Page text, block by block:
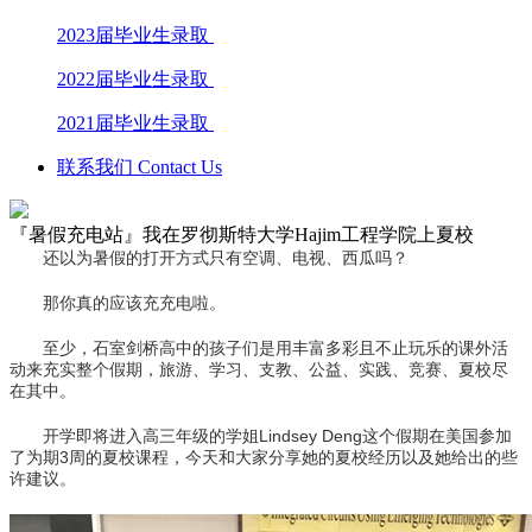
2023届毕业生录取
2022届毕业生录取
2021届毕业生录取
联系我们 Contact Us
『暑假充电站』我在罗彻斯特大学Hajim工程学院上夏校
还以为暑假的打开方式只有空调、电视、西瓜吗？
那你真的应该充充电啦。
至少，石室剑桥高中的孩子们是用丰富多彩且不止玩乐的课外活
动来充实整个假期，旅游、学习、支教、公益、实践、竞赛、夏校尽
在其中。
开学即将进入高三年级的学姐Lindsey Deng这个假期在美国参加
了为期3周的夏校课程，今天和大家分享她的夏校经历以及她给出的些
许建议。